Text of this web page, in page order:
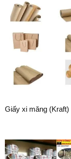
Giấy xi măng (Kraft)